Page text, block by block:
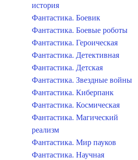
история
Фантастика. Боевик
Фантастика. Боевые роботы
Фантастика. Героическая
Фантастика. Детективная
Фантастика. Детская
Фантастика. Звездные войны
Фантастика. Киберпанк
Фантастика. Космическая
Фантастика. Магический
реализм
Фантастика. Мир пауков
Фантастика. Научная